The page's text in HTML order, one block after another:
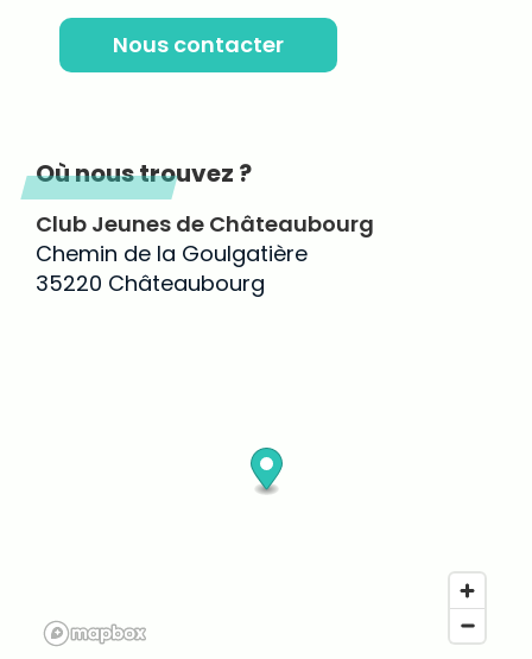
Nous contacter
Où nous trouvez ?
Club Jeunes de Châteaubourg
Chemin de la Goulgatière
35220 Châteaubourg